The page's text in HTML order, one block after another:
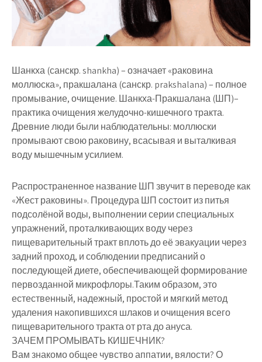
Шанкха (санскр. shankha) – означает «раковина
моллюска», пракшалана (санскр. prakshalana) – полное
промывание, очищение. Шанкха-Пракшалана (ШП)–
практика очищения желудочно-кишечного тракта.
Древние люди были наблюдательны: моллюски
промывают свою раковину, всасывая и выталкивая
воду мышечным усилием.
Распространенное название ШП звучит в переводе как
«Жест раковины». Процедура ШП состоит из питья
подсолёной воды, выполнении серии специальных
упражнений, проталкивающих воду через
пищеварительный тракт вплоть до её эвакуации через
задний проход, и соблюдении предписаний о
последующей диете, обеспечивающей формирование
первозданной микрофлоры.Таким образом, это
естественный, надежный, простой и мягкий метод
удаления накопившихся шлаков и очищения всего
пищеварительного тракта от рта до ануса.
ЗАЧЕМ ПРОМЫВАТЬ КИШЕЧНИК?
Вам знакомо общее чувство аппатии, вялости? О